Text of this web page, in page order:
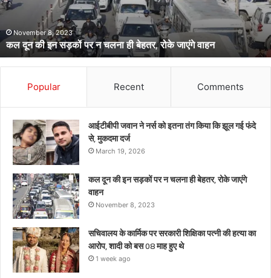
पत्नी
हत्या
का
आरोप,
शादी
08
1 week ago
सचिवालय के कार्मिक पर सरकारी शिक्षिका पत्नी की हत्या का आरोप, शादी को
बस 08 माह हुए थे
Popular Recent Comments
आईटीबीपी जवान ने नर्स को इतना तंग किया कि झूल गई फंदे
से, मुकदमा दर्ज
March 19, 2026
कल दून की इन सड़कों पर न चलना ही बेहतर, रोके जाएंगे
वाहन
November 8, 2023
सचिवालय के कार्मिक पर सरकारी शिक्षिका पत्नी की हत्या का
आरोप, शादी को बस 08 माह हुए थे
1 week ago